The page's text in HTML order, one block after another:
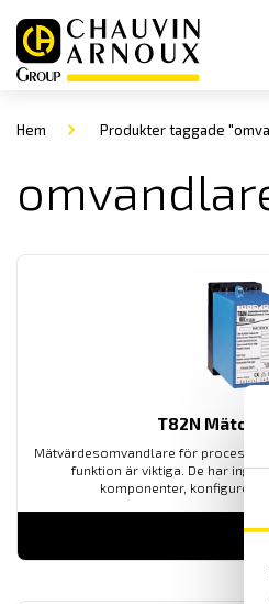
Hem Produkter taggade
T82N
Mätvärdesomvandlare för
funktion är viktiga. De har inga
komponenter,